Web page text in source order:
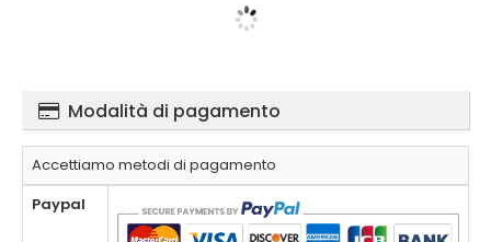
Modalità di pagamento
Accettiamo metodi di pagamento
Paypal